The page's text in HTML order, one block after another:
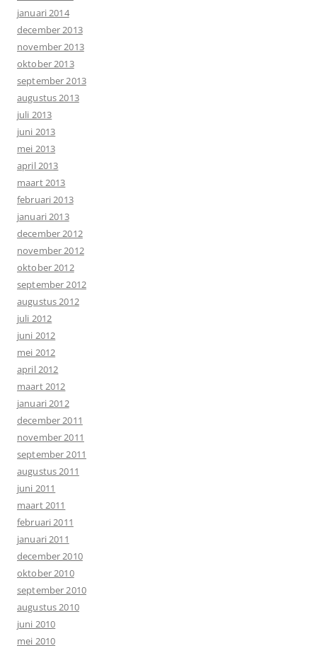
januari 2014
december 2013
november 2013
oktober 2013
september 2013
augustus 2013
juli 2013
juni 2013
mei 2013
april 2013
maart 2013
februari 2013
januari 2013
december 2012
november 2012
oktober 2012
september 2012
augustus 2012
juli 2012
juni 2012
mei 2012
april 2012
maart 2012
januari 2012
december 2011
november 2011
september 2011
augustus 2011
juni 2011
maart 2011
februari 2011
januari 2011
december 2010
oktober 2010
september 2010
augustus 2010
juni 2010
mei 2010